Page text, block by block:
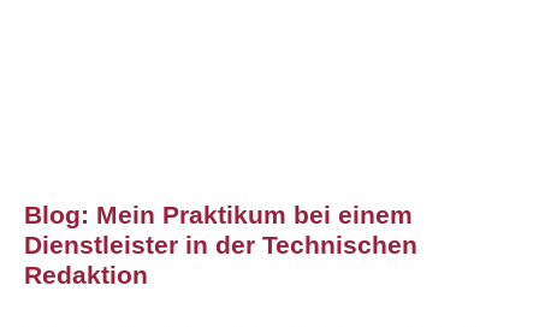
Blog: Mein Praktikum bei einem
Dienstleister in der Technischen
Redaktion